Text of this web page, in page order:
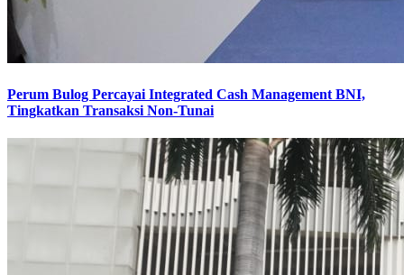
Perum Bulog Percayai Integrated Cash Management BNI,
Tingkatkan Transaksi Non-Tunai